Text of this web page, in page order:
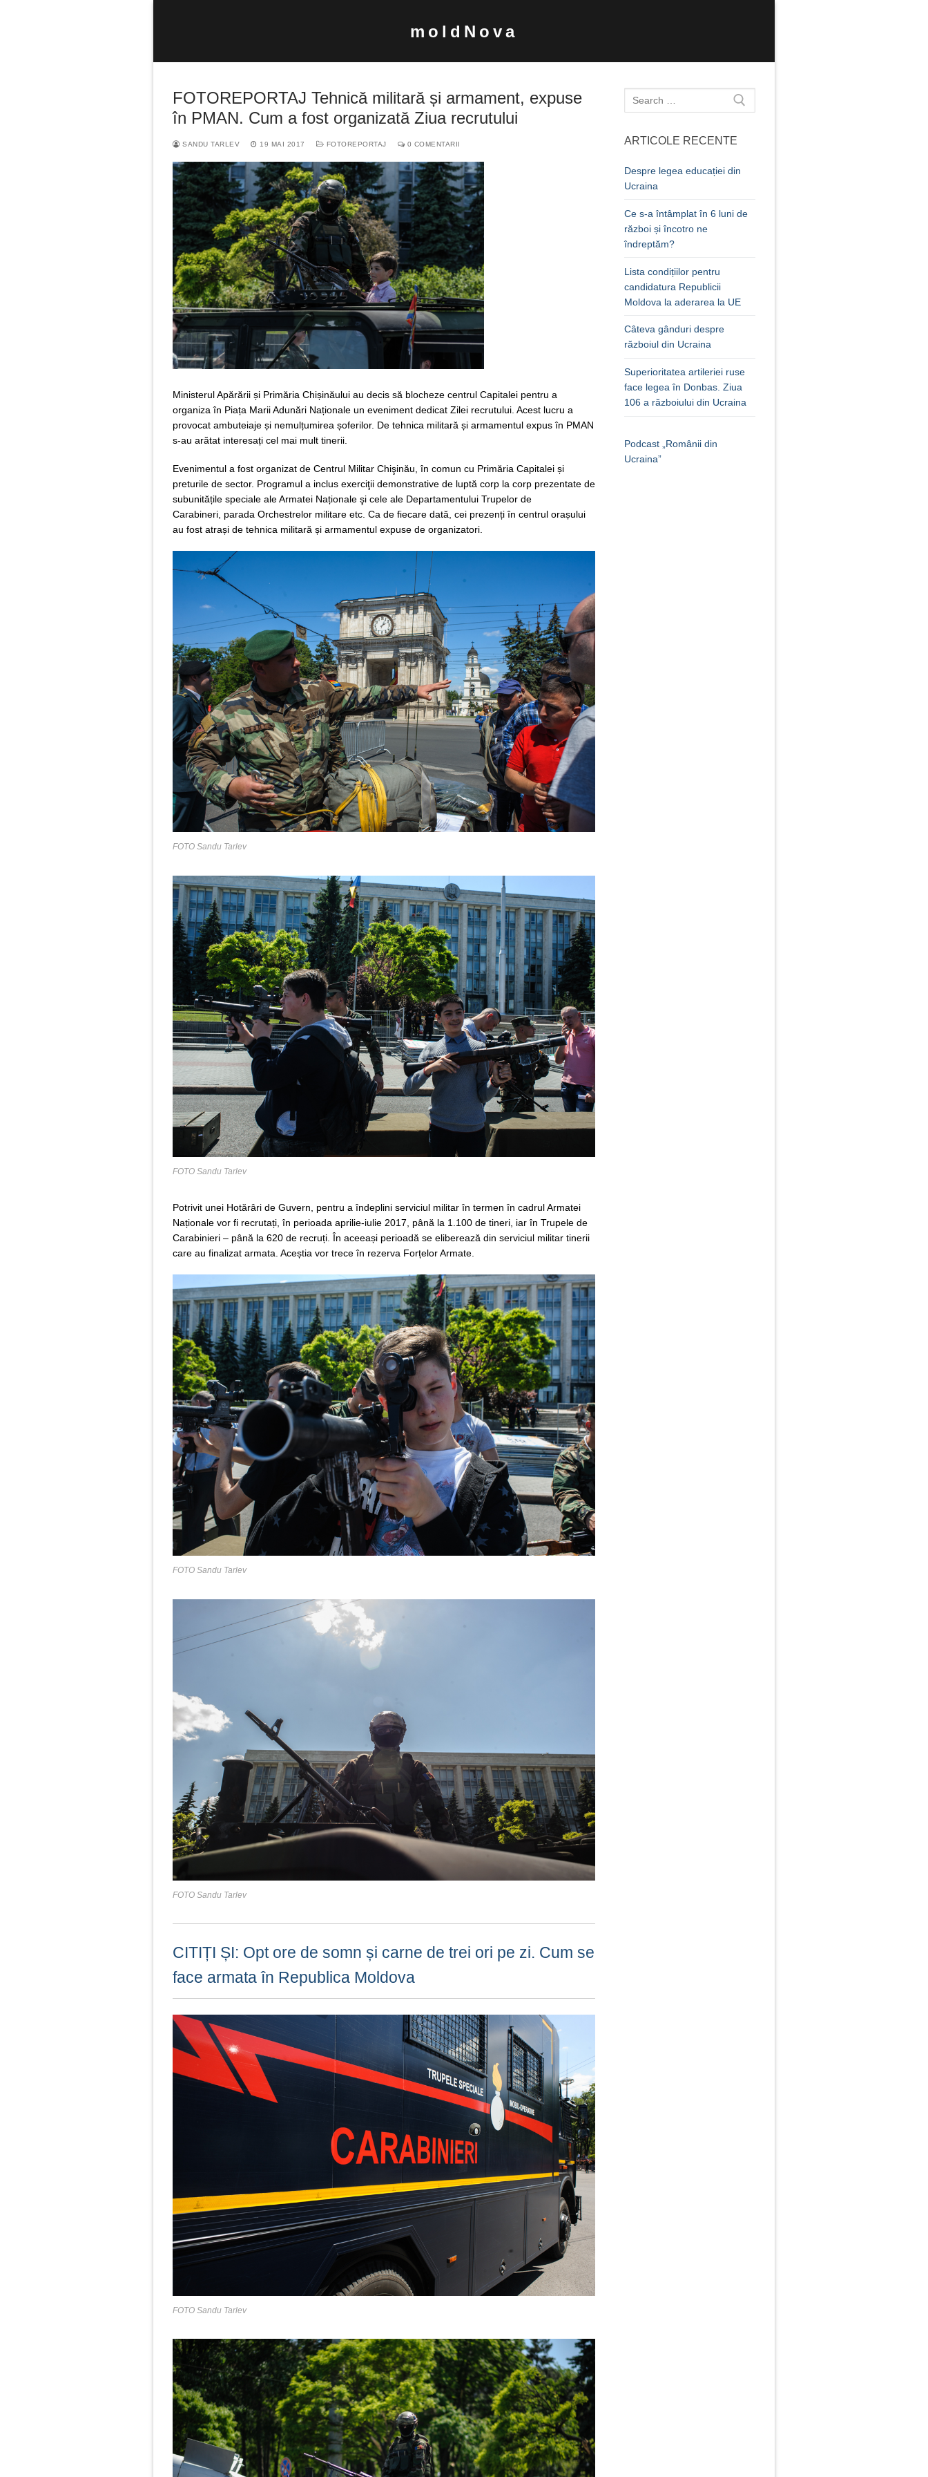
moldNova
după:
FOTOREPORTAJ Tehnică militară și armament, expuse
în PMAN. Cum a fost organizată Ziua recrutului
SANDU TARLEV 19 MAI 2017 FOTOREPORTAJ 0 COMENTARII
Ministerul Apărării și Primăria Chișinăului au decis să blocheze centrul Capitalei pentru a
organiza în Piața Marii Adunări Naționale un eveniment dedicat Zilei recrutului. Acest lucru a
provocat ambuteiaje și nemulțumirea șoferilor. De tehnica militară și armamentul expus în PMAN
s-au arătat interesați cel mai mult tinerii.
Evenimentul a fost organizat de Centrul Militar Chişinău, în comun cu Primăria Capitalei și
preturile de sector. Programul a inclus exerciţii demonstrative de luptă corp la corp prezentate de
subunitățile speciale ale Armatei Naționale şi cele ale Departamentului Trupelor de
Carabineri, parada Orchestrelor militare etc. Ca de fiecare dată, cei prezenți în centrul orașului
au fost atrași de tehnica militară și armamentul expuse de organizatori.
FOTO Sandu Tarlev
FOTO Sandu Tarlev
Potrivit unei Hotărâri de Guvern, pentru a îndeplini serviciul militar în termen în cadrul Armatei
Naționale vor fi recrutați, în perioada aprilie-iulie 2017, până la 1.100 de tineri, iar în Trupele de
Carabinieri – până la 620 de recruți. În aceeași perioadă se eliberează din serviciul militar tinerii
care au finalizat armata. Aceștia vor trece în rezerva Forțelor Armate.
FOTO Sandu Tarlev
FOTO Sandu Tarlev
CITIȚI ȘI: Opt ore de somn și carne de trei ori pe zi. Cum se
face armata în Republica Moldova
FOTO Sandu Tarlev
Caută
după:
ARTICOLE RECENTE
Despre legea educației din
Ucraina
Ce s-a întâmplat în 6 luni de
război și încotro ne
îndreptăm?
Lista condițiilor pentru
candidatura Republicii
Moldova la aderarea la UE
Câteva gânduri despre
războiul din Ucraina
Superioritatea artileriei ruse
face legea în Donbas. Ziua
106 a războiului din Ucraina
Podcast „Românii din
Ucraina”